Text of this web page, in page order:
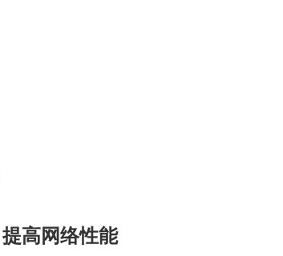
提高网络性能